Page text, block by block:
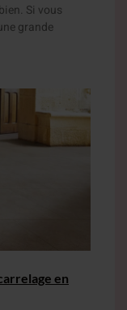
Si vous
grande
en